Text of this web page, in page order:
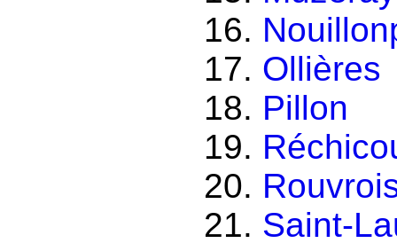
Ollières
Pillon
Saint-